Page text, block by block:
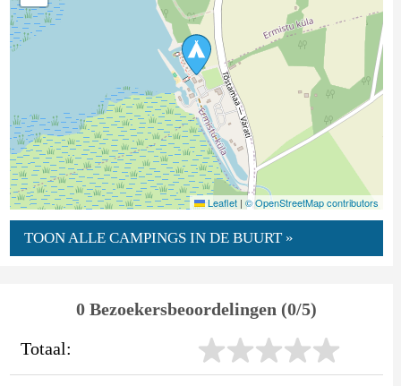
Leaflet | © OpenStreetMap contributors
TOON ALLE CAMPINGS IN DE BUURT »
0 Bezoekersbeoordelingen (0/5)
Totaal: